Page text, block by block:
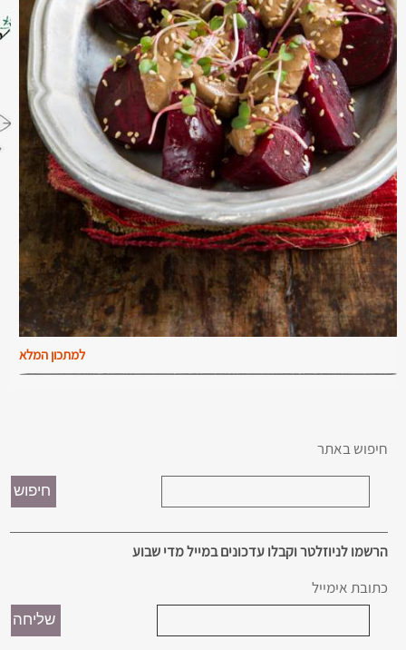
למתכון המלא
חיפוש באתר
הרשמו לניוזלטר וקבלו עדכונים במייל מדי שבוע
כתובת אימייל